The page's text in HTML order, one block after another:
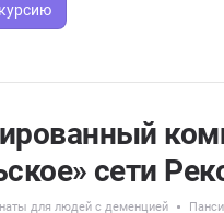
сети
для людей с деменцией